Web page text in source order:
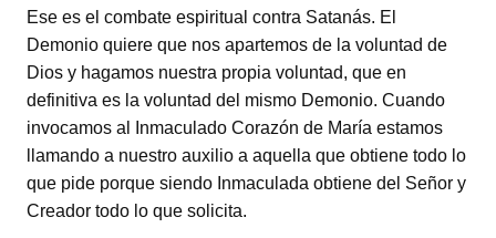
Ese es el combate espiritual contra Satanás. El
Demonio quiere que nos apartemos de la voluntad de
Dios y hagamos nuestra propia voluntad, que en
definitiva es la voluntad del mismo Demonio. Cuando
invocamos al Inmaculado Corazón de María estamos
llamando a nuestro auxilio a aquella que obtiene todo lo
que pide porque siendo Inmaculada obtiene del Señor y
Creador todo lo que solicita.